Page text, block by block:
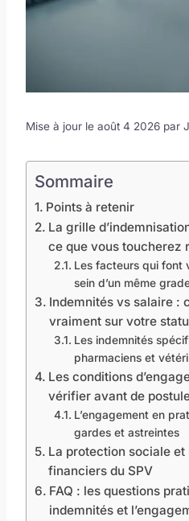
Mise à jour le août 4 2026 par
Sommaire
Points à retenir
La grille
ce que vous toucherez
Les facteurs qui font
sein d’un même
Indemnités vs salaire :
vraiment sur votre
Les indemnités
pharmaciens et
Les conditions
vérifier avant de
L’engagement en
gardes et astreintes
La protection sociale
financiers du SPV
FAQ : les questions
indemnités et